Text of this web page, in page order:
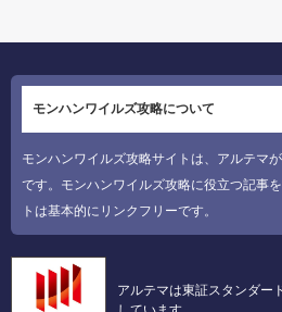
モンハンワイルズ攻略について
モンハンワイルズ攻略サイトは、アルテマ
です。モンハンワイルズ攻略に役立つ記事
トは基本的にリンクフリーです。
アルテマは東証スタンダー